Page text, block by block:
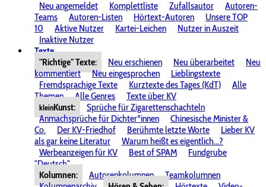
Neu angemeldet
Komplettliste Zufallsautor
Autoren-
Teams
Autoren-Listen Hörtext-Autoren
Unsere TOP
10
Aktive Nutzer Kartei-Leichen
Nutzer in Auszeit
Inaktive Nutzer
Texte
"Richtige" Texte:
Neu erschienen Neu überarbeitet
Neu
kommentiert
Neu eingesprochen
Lieblingstexte
Fremdsprachige Texte
Kurztexte des Tages (KdT)
Alle
Themen
Alle Genres Texte über KV
kleinKunst:
Sprüche für Zigarettenschachteln
Anmachsprüche für Dichter*innen
Chinesische Minister &
Co.
Der KV-Friedhof Berühmte letzte Worte
Lieber KV
als gar keine Literatur
Warum heißt es eigentlich...?
Werbeanzeigen für KV
Best of SPAM
Fundgrube
"Deutsch"
Kolumnen:
Autorenkolumnen
Teamkolumnen